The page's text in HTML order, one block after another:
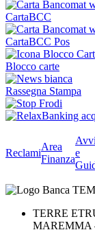
CartaBCC
CartaBCC Pos
Blocco carte
Rassegna Stampa
Reclami
Area
Finanza
e
TERRE
MAREMMA